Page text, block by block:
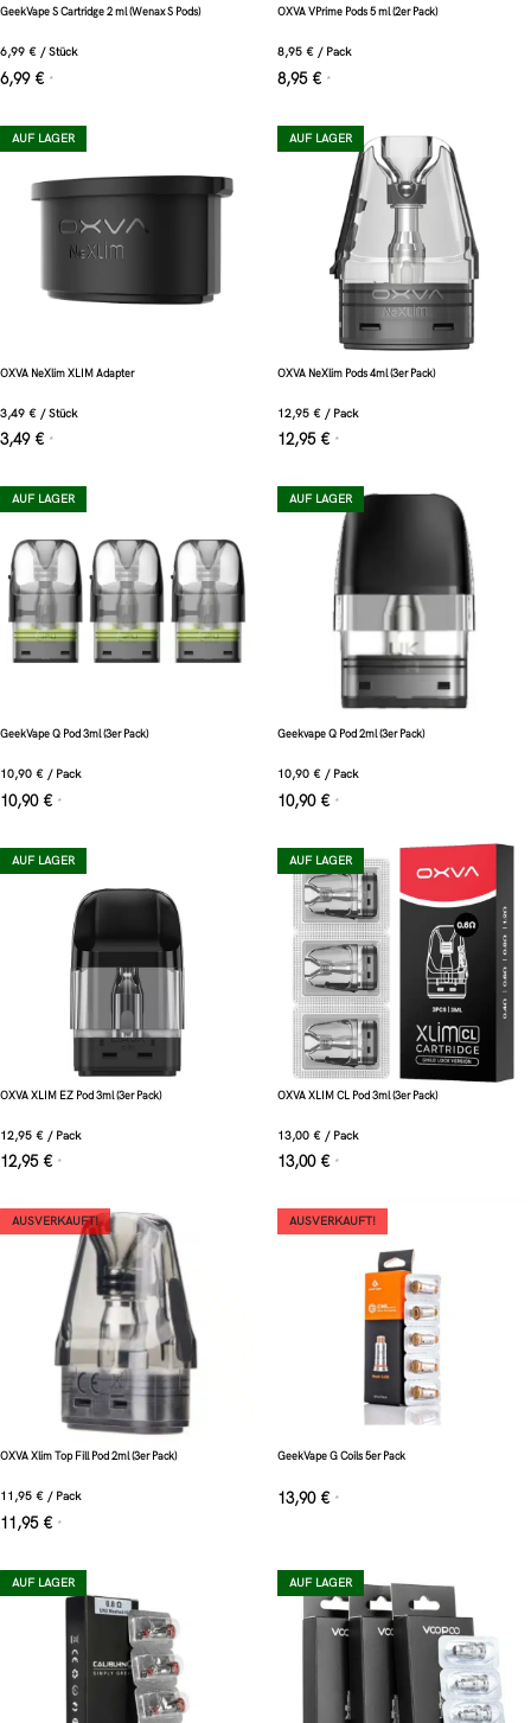
GeekVape S Cartridge 2 ml (Wenax S Pods)
6,99 € /Stück
6,99 € *
OXVA VPrime Pods 5 ml (2er Pack)
8,95 € / Pack
8,95 € *
AUF LAGER
OXVA NeXlim XLIM Adapter
3,49 € /Stück
3,49 € *
AUF LAGER
OXVA NeXlim Pods 4ml (3er Pack)
12,95 € / Pack
12,95 € *
AUF LAGER
GeekVape Q Pod 3ml (3er Pack)
10,90 € / Pack
10,90 € *
AUF LAGER
Geekvape Q Pod 2ml (3er Pack)
10,90 € / Pack
10,90 € *
AUF LAGER
OXVA XLIM EZ Pod 3ml (3er Pack)
12,95 € / Pack
12,95 € *
AUF LAGER
OXVA XLIM CL Pod 3ml (3er Pack)
13,00 € / Pack
13,00 € *
AUSVERKAUFT!
OXVA Xlim Top Fill Pod 2ml (3er Pack)
11,95 € / Pack
11,95 € *
AUSVERKAUFT!
GeekVape G Coils 5er Pack
13,90 € *
AUF LAGER AUF LAGER